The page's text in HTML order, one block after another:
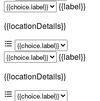
{{label}}
{{locationDetails}}
{{label}}
{{locationDetails}}